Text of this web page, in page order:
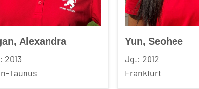
Alexandra
2013
Taunus
Yun, Seohee
Jg.: 2012
Frankfurt